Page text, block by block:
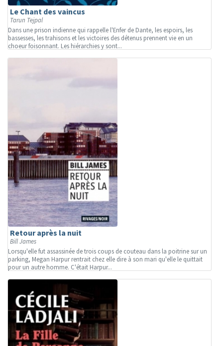
Le Chant des vaincus
Tarun Tejpal
Dans une prison indienne qui rappelle l'Enfer de Dante, les espoirs, les
bassesses, les trahisons et les victoires des détenus prennent vie en un
choeur foisonnant. Les hiérarchies y sont...
Retour après la nuit
Bill James
Lorsqu'elle fut assassinée de trois coups de couteau dans la poitrine sur un
parking, Megan Harpur rentrait chez elle dire à son mari qu'elle le quittait
pour un autre homme. C'était Harpur...